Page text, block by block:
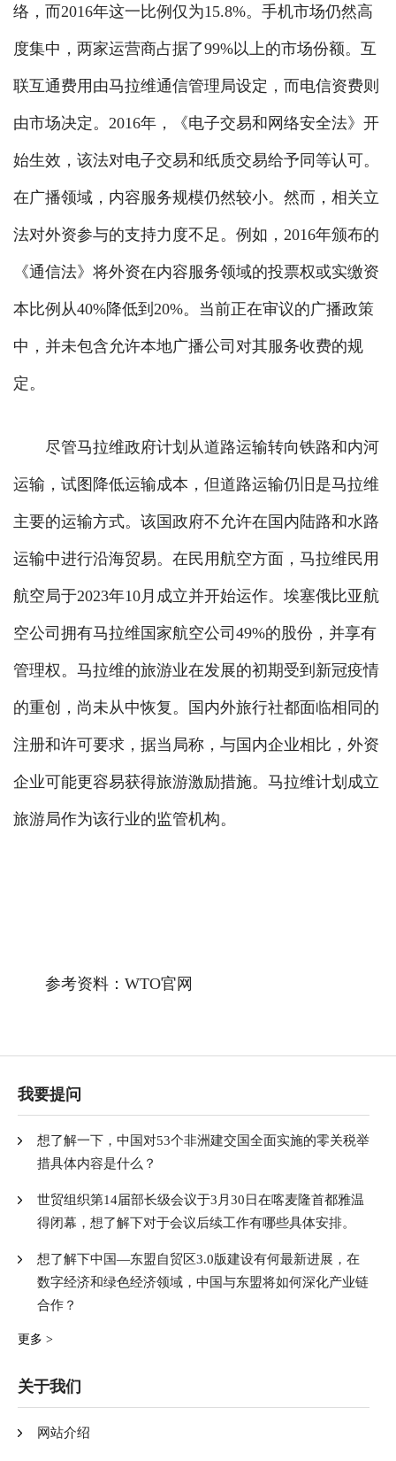
络，而2016年这一比例仅为15.8%。手机市场仍然高
度集中，两家运营商占据了99%以上的市场份额。互
联互通费用由马拉维通信管理局设定，而电信资费则
由市场决定。2016年，《电子交易和网络安全法》开
始生效，该法对电子交易和纸质交易给予同等认可。
在广播领域，内容服务规模仍然较小。然而，相关立
法对外资参与的支持力度不足。例如，2016年颁布的
《通信法》将外资在内容服务领域的投票权或实缴资
本比例从40%降低到20%。当前正在审议的广播政策
中，并未包含允许本地广播公司对其服务收费的规
定。
尽管马拉维政府计划从道路运输转向铁路和内河
运输，试图降低运输成本，但道路运输仍旧是马拉维
主要的运输方式。该国政府不允许在国内陆路和水路
运输中进行沿海贸易。在民用航空方面，马拉维民用
航空局于2023年10月成立并开始运作。埃塞俄比亚航
空公司拥有马拉维国家航空公司49%的股份，并享有
管理权。马拉维的旅游业在发展的初期受到新冠疫情
的重创，尚未从中恢复。国内外旅行社都面临相同的
注册和许可要求，据当局称，与国内企业相比，外资
企业可能更容易获得旅游激励措施。马拉维计划成立
旅游局作为该行业的监管机构。
参考资料：WTO官网
我要提问
想了解一下，中国对53个非洲建交国全面实施的零关税举
措具体内容是什么？
世贸组织第14届部长级会议于3月30日在喀麦隆首都雅温
得闭幕，想了解下对于会议后续工作有哪些具体安排。
想了解下中国—东盟自贸区3.0版建设有何最新进展，在
数字经济和绿色经济领域，中国与东盟将如何深化产业链
合作？
更多 >
关于我们
网站介绍